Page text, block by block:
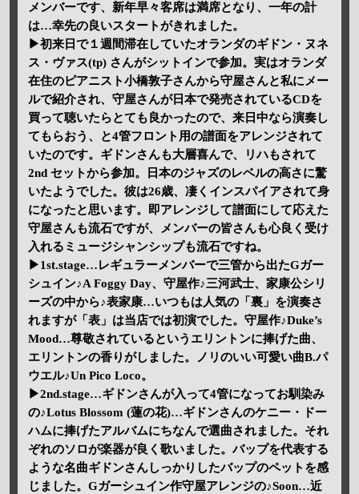
メンバーです、新年早々客席は満席となり、一年の計
は…幸先の良いスタートがきれました。
▶初来日で１週間滞在していたオランダのギドン・ヌネ
ス・ヴァス(tp) さんがシットインで参加。実はオランダ
在住のピアニスト小橋敦子さんから守屋さんと私にメー
ルで紹介され、守屋さんが日本で発売されているCDを
買って聴いたらとても良かったので、来日中なら演奏し
てもらおう、と4管フロント用の譜面をアレンジされて
いたのです。ギドンさんも大層喜んで、リハもされて
2nd セットから参加。日本のジャズのレベルの高さに驚
いたようでした。彼は26歳、凄くインスパイアされて身
になったと思います。即アレンジして譜面にして応えた
守屋さんも流石ですが、メンバーの皆さんも心良く受け
入れるミュージシャンシップも流石ですね。
▶1st.stage…レギュラーメンバーで三管から出たGガー
シュイン♪A Foggy Day、守屋作♪三河武士、家康公シリ
ーズの中から♪表家康…いつもは人気の「裏」を演奏さ
れますが「表」は当店では初演でした。守屋作♪Duke’s
Mood…尊敬されているというエリントンに捧げた曲、
エリントンの香りがしました。ノリのいい可愛い曲B.パ
ウエル♪Un Pico Loco。
▶2nd.stage…ギドンさんが入って4管になってお馴染み
の♪Lotus Blossom (蓮の花)…ギドンさんのケニー・ドー
ハムに捧げたアルバムにちなんで選曲されました。それ
ぞれのソロが楽器が良く歌いました。バップを代表する
ような名曲ギドンさんしっかりしたバップのペットを感
じました。Gガーシュイン作守屋アレンジの♪Soon…近